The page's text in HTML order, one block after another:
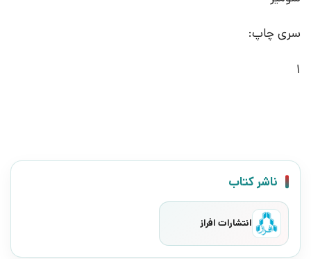
سری چاپ:
1
ناشر کتاب
انتشارات افراز